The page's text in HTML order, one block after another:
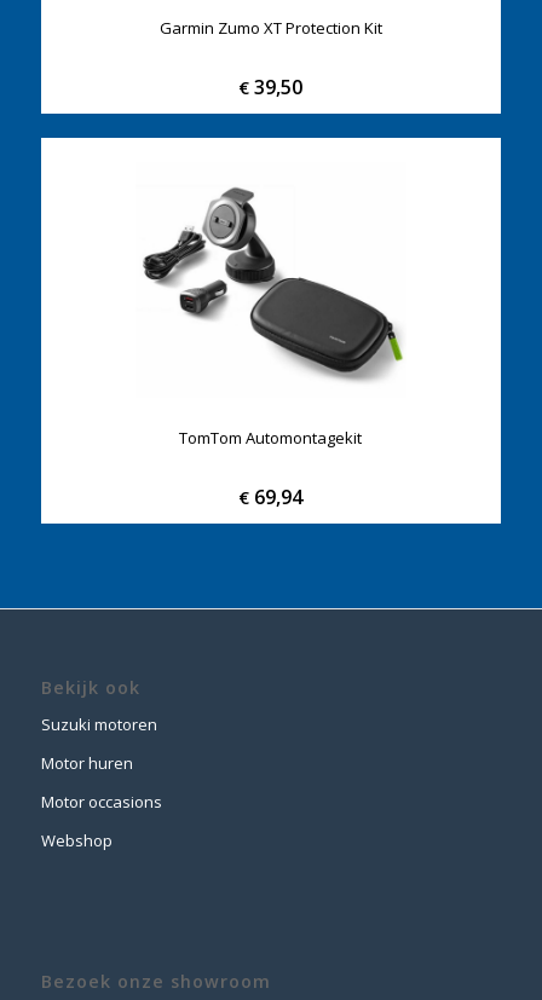
Garmin Zumo XT Protection Kit
€ 39,50
TomTom Automontagekit
€ 69,94
Bekijk ook
Suzuki motoren
Motor huren
Motor occasions
Webshop
Bezoek onze showroom